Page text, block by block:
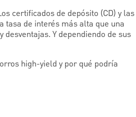
certificados de depósito (CD) y las
tasa de interés más alta que una
Y dependiendo de sus
high-yield y por qué podría